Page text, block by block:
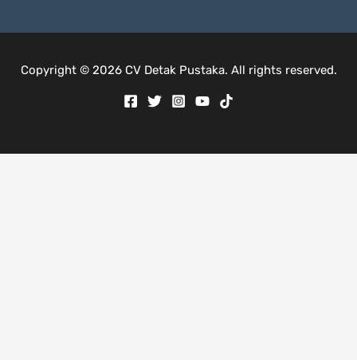
Copyright © 2026 CV Detak Pustaka. All rights reserved.